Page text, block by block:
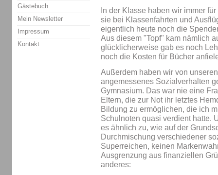
In der Klasse haben wir immer
sie bei Klassenfahrten und
eigentlich heute noch die
Aus diesem "Topf" kam nämlich
glücklicherweise gab es noch
noch die Kosten für Bücher
Außerdem haben wir von
angemessenes Sozialverhalten
Gymnasium. Das war nie eine
Eltern, die zur Not ihr letztes
Bildung zu ermöglichen, die ich
Schulnoten quasi verdient hatte.
es ähnlich zu, wie auf der
Durchmischung verschiedener
Superreichen, keinen
Ausgrenzung aus finanziellen
anderes:
Gästebuch
Mein Newsletter
Impressum
Kontakt